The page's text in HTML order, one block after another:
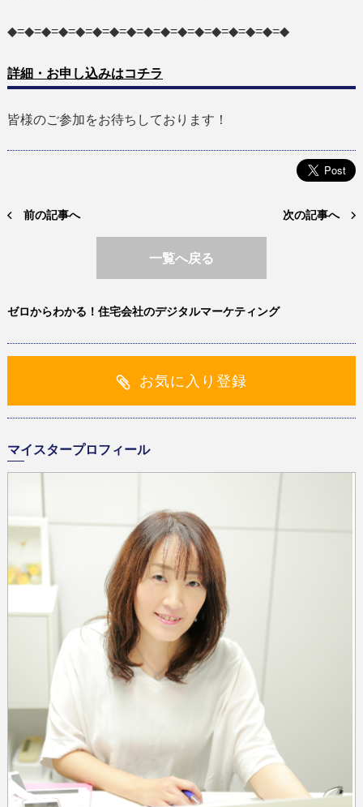
◆=◆=◆=◆=◆=◆=◆=◆=◆=◆=◆=◆=◆=◆=◆=◆=◆
詳細・お申し込みはコチラ
皆様のご参加をお待ちしております！
前の記事へ 次の記事へ
一覧へ戻る
ゼロからわかる！住宅会社のデジタルマーケティング
お気に入り登録
マイスタープロフィール